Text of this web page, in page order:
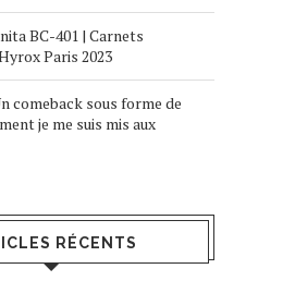
BC-401 | Carnets
Paris 2023
comeback sous forme de
je me suis mis aux
RÉCENTS